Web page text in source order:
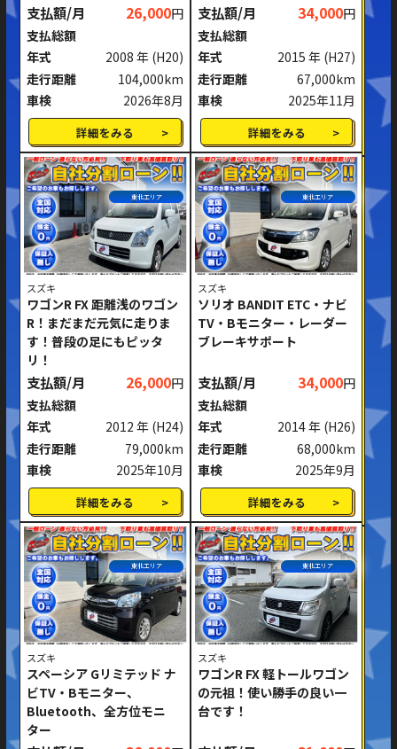
ハンドル
右ハンドル 左ハンドル
閉じる
支払額/月 26,000円
支払総額
年式
2008 年 (H20)
走行距離
104,000km
車検
2026年8月
詳細をみる
支払額/月 34,000円
支払総額
年式
2015 年 (H27)
走行距離
67,000km
車検
2025年11月
詳細をみる
東北エリア
スズキ
ワゴンR FX 距離浅のワゴン
R！まだまだ元気に走りま
す！普段の足にもピッタ
リ！
支払額/月 26,000円
支払総額
年式
2012 年 (H24)
走行距離
79,000km
車検
2025年10月
詳細をみる
東北エリア
スズキ
ソリオ BANDIT ETC・ナビ
TV・Bモニター・レーダー
ブレーキサポート
支払額/月 34,000円
支払総額
年式
2014 年 (H26)
走行距離
68,000km
車検
2025年9月
詳細をみる
東北エリア
スズキ
スペーシア Gリミテッド ナ
ビTV・Bモニター、
Bluetooth、全方位モニ
ター
東北エリア
スズキ
ワゴンR FX 軽トールワゴン
の元祖！使い勝手の良い一
台です！